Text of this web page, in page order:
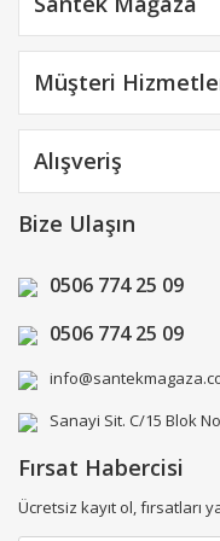
Müşteri
Alışveriş
Bize Ulaşın
0506 774 25 09
0506 774 25 09
Sanayi Sit. C/15 Blok
Fırsat Habercisi
Ücretsiz kayıt ol, fırsatları